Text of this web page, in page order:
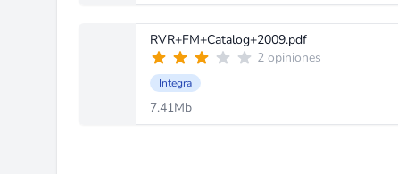
RVR+FM+Catalog+2009.pdf
2 opiniones
Integra
7.41Mb